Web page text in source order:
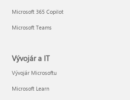
Microsoft 365 Copilot
Microsoft Teams
Vývojár a IT
Vývojár Microsoftu
Microsoft Learn